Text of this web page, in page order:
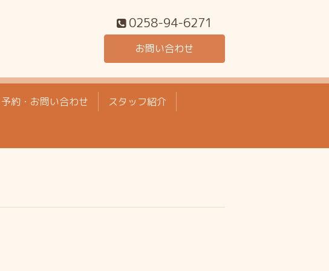
0258-94-6271
お問い合わせ
予約・お問い合わせ スタッフ紹介